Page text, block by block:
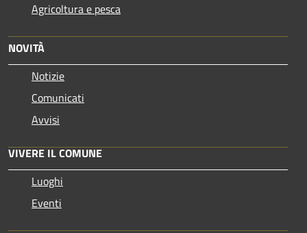
Agricoltura e pesca
NOVITÀ
Notizie
Comunicati
Avvisi
VIVERE IL COMUNE
Luoghi
Eventi